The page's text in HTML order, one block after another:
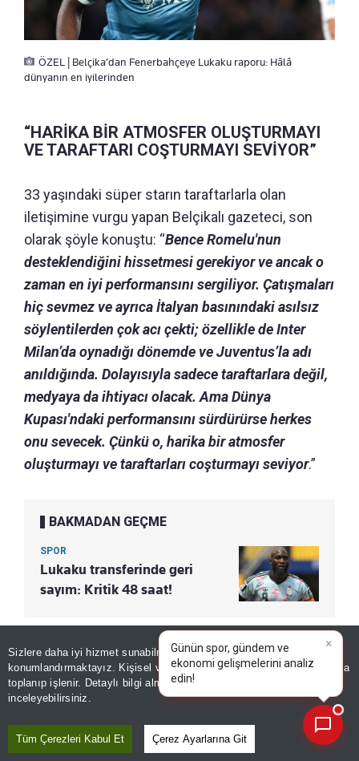
Sizlere daha iyi hizmet sunabilmek adına sitemizdeçerez
konumlandırmaktayız. Kişisel verileriniz, KVKK ve GDPR kapsamında
toplanıp işlenir. Detaylı bilgi almak için
inceleyebilirsiniz.
Tüm Çerezleri Kabul Et Çerez Ayarlarına Git
ÖZEL | Belçika’dan Fenerbahçeye Lukaku raporu: Hâlâ
dünyanın en iyilerinden
“HARİKA BİR ATMOSFER OLUŞTURMAYI
VE TARAFTARI COŞTURMAYI SEVİYOR”
33 yaşındaki süper starın taraftarlarla olan
iletişimine vurgu yapan Belçikalı gazeteci, son
olarak şöyle konuştu: “Bence Romelu'nun
desteklendiğini hissetmesi gerekiyor ve ancak o
zaman en iyi performansını sergiliyor. Çatışmaları
hiç sevmez ve ayrıca İtalyan basınındaki asılsız
söylentilerden çok acı çekti; özellikle de Inter
Milan’da oynadığı dönemde ve Juventus’la adı
anıldığında. Dolayısıyla sadece taraftarlara değil,
medyaya da ihtiyacı olacak. Ama Dünya
Kupası'ndaki performansını sürdürürse herkes
onu sevecek. Çünkü o, harika bir atmosfer
oluşturmayı ve taraftarları coşturmayı seviyor.”
BAKMADAN GEÇME
SPOR
Lukaku transferinde geri
sayım: Kritik 48 saat!
Paylaş
Yayın Tarihi | 10 Ağustos, 2026 - 09:11
Spor
|